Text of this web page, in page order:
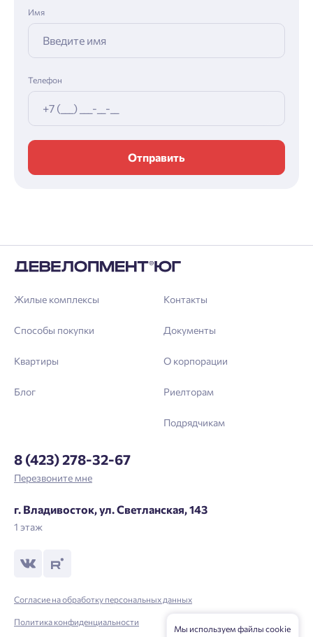
Имя
Телефон
Отправить
Жилые комплексы
Способы покупки
Квартиры
Блог
Контакты
Документы
О корпорации
Риелторам
Подрядчикам
8 (423) 278-32-67
Перезвоните мне
г. Владивосток, ул. Светланская, 143
1 этаж
Согласие на обработку персональных данных
Политика конфиденциальности
Мы используем файлы cookie